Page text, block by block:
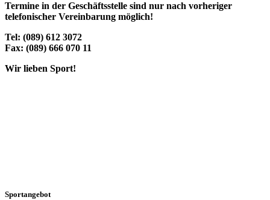
Termine in der Geschäftsstelle sind nur nach vorheriger
telefonischer Vereinbarung möglich!
Tel: (089) 612 3072
Fax: (089) 666 070 11
Wir lieben Sport!
Sportangebot